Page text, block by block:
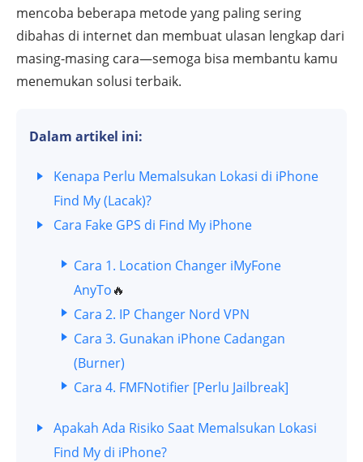
mencoba beberapa metode yang paling sering
dibahas di internet dan membuat ulasan lengkap dari
masing-masing cara—semoga bisa membantu kamu
menemukan solusi terbaik.
Dalam artikel ini:
Kenapa Perlu Memalsukan Lokasi di iPhone
Find My (Lacak)?
Cara Fake GPS di Find My iPhone
Cara 1. Location Changer iMyFone
AnyTo🔥
Cara 2. IP Changer Nord VPN
Cara 3. Gunakan iPhone Cadangan
(Burner)
Cara 4. FMFNotifier [Perlu Jailbreak]
Apakah Ada Risiko Saat Memalsukan Lokasi
Find My di iPhone?